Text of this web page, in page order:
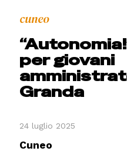
cuneo
per giovani
Granda
24 luglio 2025
Cuneo